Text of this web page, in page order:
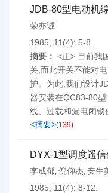
JDB-80型电动机
荣亦诚
1985, 11(4): 5-8.
摘要： <正> 目前我
关,而此开关不能对
护。为此,我们设计
器安装在QC83-80
线、过载和漏电闭锁
<摘要>(139)
DYX-1型调度遥信
李成郁, 倪仰杰, 安生
1985, 11(4): 8-12.